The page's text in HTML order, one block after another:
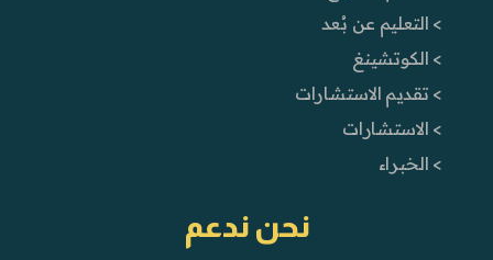
> التعليم عن بُعد
> الكوتشينغ
> تقديم الاستشارات
> الاستشارات
> الخبراء
نحن ندعم